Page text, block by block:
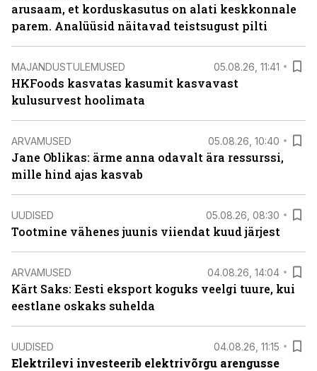
arusaam, et korduskasutus on alati keskkonnale
parem. Analüüsid näitavad teistsugust pilti
MAJANDUSTULEMUSED 05.08.26, 11:41
HKFoods kasvatas kasumit kasvavast
kulusurvest hoolimata
ARVAMUSED 05.08.26, 10:40
Jane Oblikas: ärme anna odavalt ära ressurssi,
mille hind ajas kasvab
UUDISED 05.08.26, 08:30
Tootmine vähenes juunis viiendat kuud järjest
ARVAMUSED 04.08.26, 14:04
Kärt Saks: Eesti eksport koguks veelgi tuure, kui
eestlane oskaks suhelda
UUDISED 04.08.26, 11:15
Elektrilevi investeerib elektrivõrgu arengusse